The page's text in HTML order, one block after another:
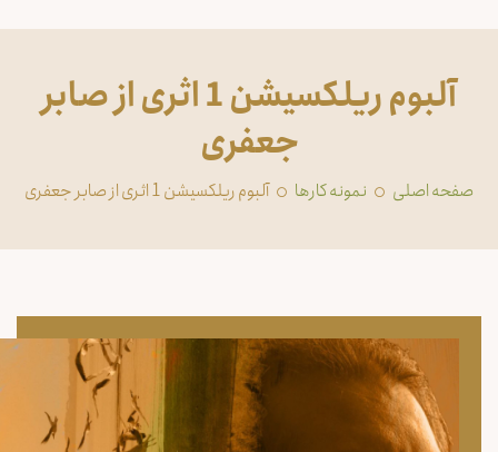
آلبوم ریلکسیشن 1 اثری از صابر
جعفری
صفحه اصلی ‏نمونه کارها آلبوم ریلکسیشن 1 اثری از صابر جعفری